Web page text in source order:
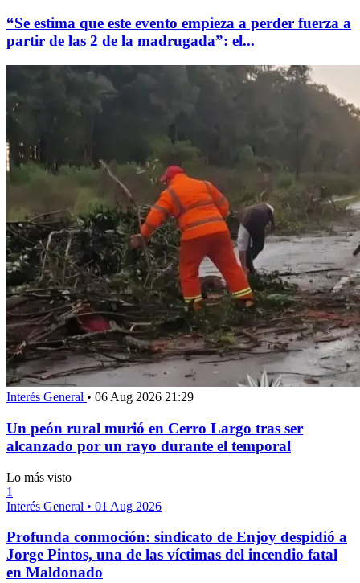
“Se estima que este evento empieza a perder fuerza a
partir de las 2 de la madrugada”: el...
Interés General • 06 Aug 2026 21:29
Un peón rural murió en Cerro Largo tras ser
alcanzado por un rayo durante el temporal
Lo más visto
1
Interés General • 01 Aug 2026
Profunda conmoción: sindicato de Enjoy despidió a
Jorge Pintos, una de las víctimas del incendio fatal
en Maldonado